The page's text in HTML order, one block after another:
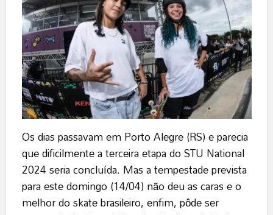
Os dias passavam em Porto Alegre (RS) e parecia
que dificilmente a terceira etapa do STU National
2024 seria concluída. Mas a tempestade prevista
para este domingo (14/04) não deu as caras e o
melhor do skate brasileiro, enfim, pôde ser